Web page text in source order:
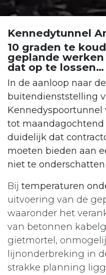
Kennedytunnel
10 graden te
geplande
dat op te lossen…
In de aanloop naar
buitendienststelling
Kennedyspoortunnel
tot maandagochtend
duidelijk dat
moeten bieden aan
niet te
Bij temperaturen
uitvoering van de
waaronder het
van betonnen
gietmortel,
lijnonderbreking in
strakke planning